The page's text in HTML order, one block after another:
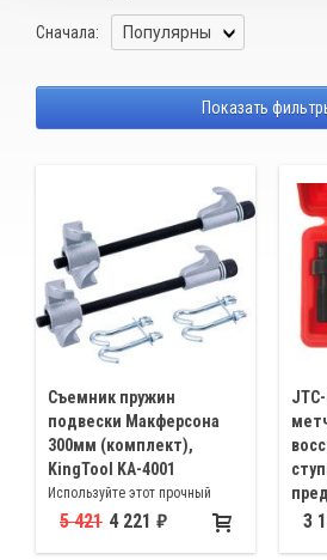
Сначала:
Показать
Cъемник пружин
подвески Макферсона
300мм (комплект),
KingTool KA-4001
Используйте этот прочный
инструмент для быстрой и
5 421 4 221
Для
3